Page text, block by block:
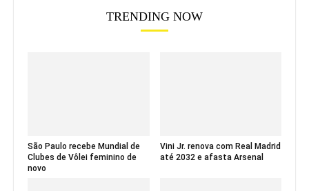
TRENDING NOW
São Paulo recebe Mundial de
Clubes de Vôlei feminino de
novo
Vini Jr. renova com Real Madrid
até 2032 e afasta Arsenal